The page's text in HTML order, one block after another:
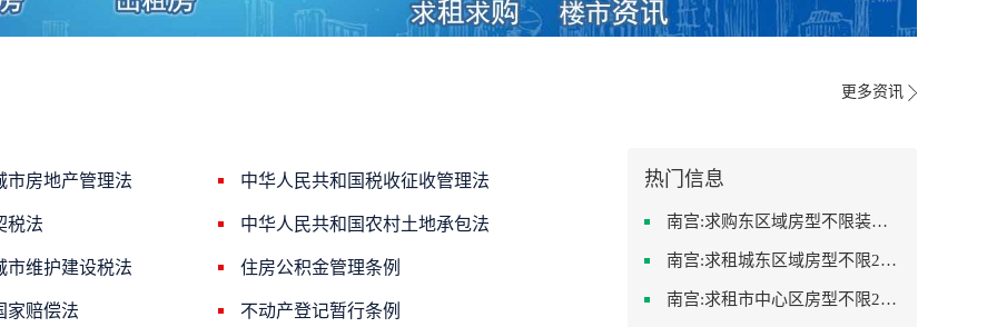
更多资讯
市房地产管理法
税法
市维护建设税法
家赔偿法
中华人民共和国税收征收管理法
中华人民共和国农村土地承包法
住房公积金管理条例
不动产登记暂行条例
热门信息
南宫:求购东区域房型不限装修不限
南宫:求租城东区域房型不限2室2卫装修不限2000
南宫:求租市中心区房型不限2室1厅中档装修